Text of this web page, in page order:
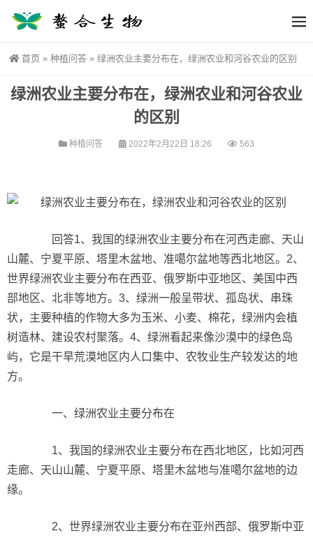
首页 » 种植问答 » 绿洲农业主要分布在，绿洲农业和河谷农业的区别
绿洲农业主要分布在，绿洲农业和河谷农业
的区别
种植问答 2022年2月22日 18:26 563
回答1、我国的绿洲农业主要分布在河西走廊、天山
山麓、宁夏平原、塔里木盆地、准噶尔盆地等西北地区。2、
世界绿洲农业主要分布在西亚、俄罗斯中亚地区、美国中西
部地区、北非等地方。3、绿洲一般呈带状、孤岛状、串珠
状，主要种植的作物大多为玉米、小麦、棉花，绿洲内会植
树造林、建设农村聚落。4、绿洲看起来像沙漠中的绿色岛
屿，它是干旱荒漠地区内人口集中、农牧业生产较发达的地
方。
一、绿洲农业主要分布在
1、我国的绿洲农业主要分布在西北地区，比如河西
走廊、天山山麓、宁夏平原、塔里木盆地与准噶尔盆地的边
缘。
2、世界绿洲农业主要分布在亚州西部、俄罗斯中亚